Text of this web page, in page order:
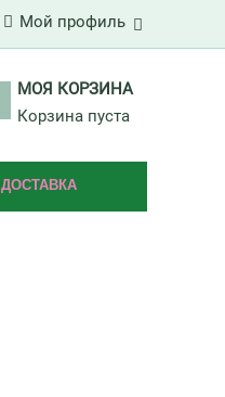
Мой профиль
МОЯ КОРЗИНА
Корзина пуста
ДОСТАВКА